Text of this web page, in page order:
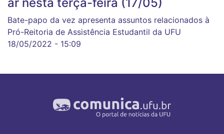
Bate-papo da vez apresenta assuntos relacionados à
Pró-Reitoria de Assistência Estudantil da UFU
18/05/2022 - 15:09